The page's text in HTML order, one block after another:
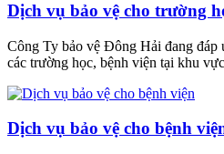
Dịch vụ bảo vệ cho trường
Công Ty bảo vệ Đông Hải đang đáp
các trường học, bệnh viện tại khu
Dịch vụ bảo vệ cho bệnh